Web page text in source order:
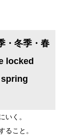
・冬季・春
locked
いく。
ること。